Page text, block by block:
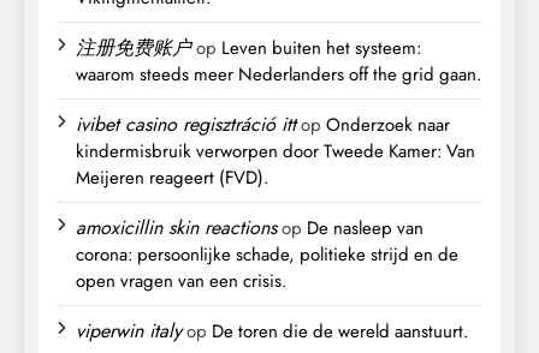
注册免费账户op Leven buiten het systeem:
waarom steeds meer Nederlanders off the grid gaan.
ivibet casino regisztráció ittop Onderzoek naar
kindermisbruik verworpen door Tweede Kamer: Van
Meijeren reageert (FVD).
amoxicillin skin reactionsop De nasleep van
corona: persoonlijke schade, politieke strijd en de
open vragen van een crisis.
viperwin italyop De toren die de wereld aanstuurt.